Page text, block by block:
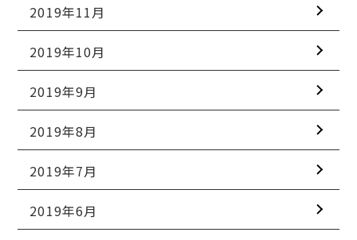
2019年11月
2019年10月
2019年9月
2019年8月
2019年7月
2019年6月